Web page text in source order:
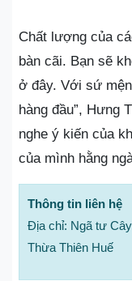
Chất lượng của
bàn cãi. Bạn sẽ
ở đây. Với sứ
hàng đầu”, Hưng
nghe ý kiến của
của mình hằng
Thông tin liên hệ
Địa chỉ: Ngã tư
Thừa Thiên Huế